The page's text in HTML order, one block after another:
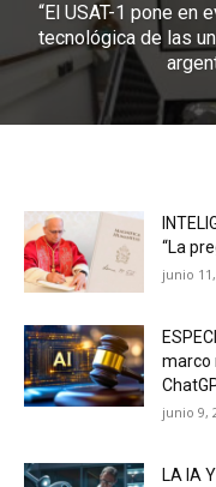
“El USAT-1 pone en
tecnológica de las
“La
junio
marco
junio 9,
LA IA